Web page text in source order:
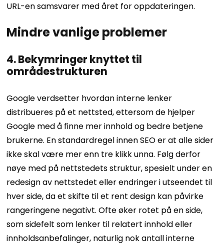
URL-en samsvarer med året for oppdateringen.
Mindre vanlige problemer
4. Bekymringer knyttet til
områdestrukturen
Google verdsetter hvordan interne lenker
distribueres på et nettsted, ettersom de hjelper
Google med å finne mer innhold og bedre betjene
brukerne. En standardregel innen SEO er at alle sider
ikke skal være mer enn tre klikk unna. Følg derfor
nøye med på nettstedets struktur, spesielt under en
redesign av nettstedet eller endringer i utseendet til
hver side, da et skifte til et rent design kan påvirke
rangeringene negativt. Ofte øker rotet på en side,
som sidefelt som lenker til relatert innhold eller
innholdsanbefalinger, naturlig nok antall interne